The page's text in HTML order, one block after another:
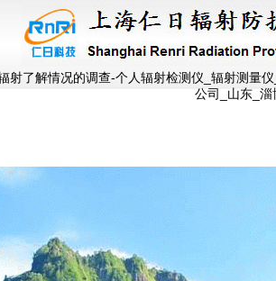
射了解情况的调查-个人辐射检测仪_辐射测量
公司_山东_淄